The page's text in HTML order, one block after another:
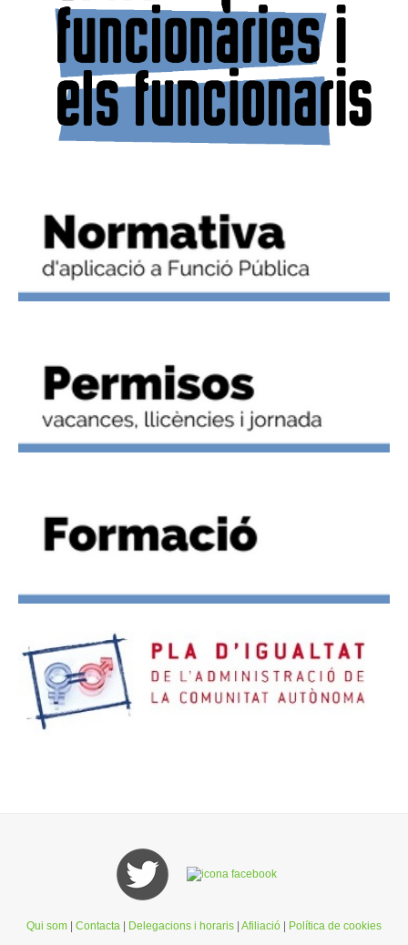
Qui som Contacta Delegacions i horaris Afiliació Política de cookies